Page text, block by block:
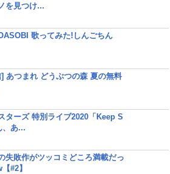
を見つけ...
歌ってみた!しんごちん
あつまれ どうぶつの森 夏の無料
ターズ 特別ライブ2020「Keep S
、あ...
失敗作がツッコミどころ満載だっ
#2】